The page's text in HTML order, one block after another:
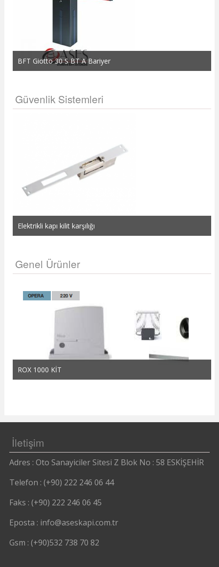
BFT Giotto 30 S BT A Bariyer
Güvenlik Sistemleri
Elektrikli kapı kilit karşılığı
Genel Ürünler
ROX 1000 KİT
İletişim
Adres : Oto Sanayiciler Sitesi Z Blok No : 58 ESKİŞEHİR
Telefon : (+90) 222 246 06 44
Faks : (+90) 222 246 06 45
Eposta : info@aseskapi.com.tr
Gsm : (+90)532 738 70 82